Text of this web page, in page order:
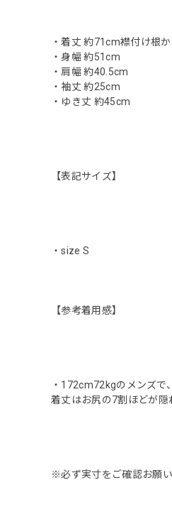
・着丈 約71cm襟付け根か
・身幅 約51cm
・肩幅 約40.5cm
・袖丈 約25cm
・ゆき丈 約45cm
【表記サイズ】
・size S
【参考着用感】
・172cm72kgのメンズで
着丈はお尻の7割ほどが隠
※必ず実寸をご確認お願い